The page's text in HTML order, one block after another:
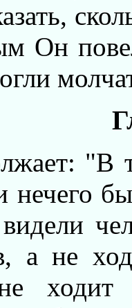
Он
"В
нечего
а не
ходит